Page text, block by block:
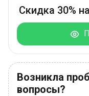
Скидка 30%
Возникла
вопросы?